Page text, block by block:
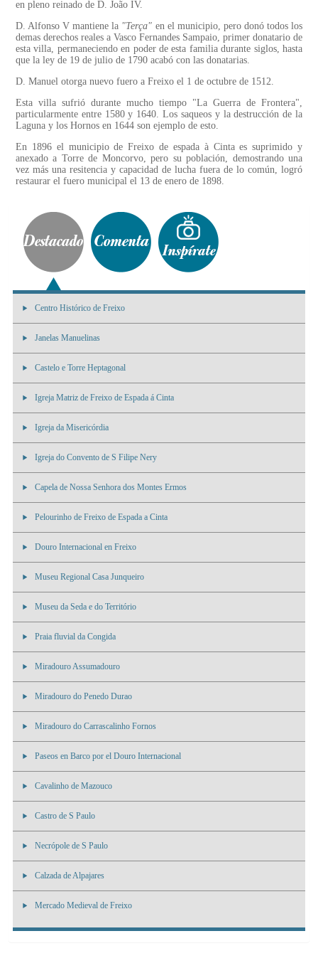
en pleno reinado de D. João IV.
D. Alfonso V mantiene la "Terça" en el municipio, pero donó todos los
demas derechos reales a Vasco Fernandes Sampaio, primer donatario de
esta villa, permaneciendo en poder de esta familia durante siglos, hasta
que la ley de 19 de julio de 1790 acabó con las donatarias.
D. Manuel otorga nuevo fuero a Freixo el 1 de octubre de 1512.
Esta villa sufrió durante mucho tiempo "La Guerra de Frontera",
particularmente entre 1580 y 1640. Los saqueos y la destrucción de la
Laguna y los Hornos en 1644 son ejemplo de esto.
En 1896 el municipio de Freixo de espada à Cinta es suprimido y
anexado a Torre de Moncorvo, pero su población, demostrando una
vez más una resitencia y capacidad de lucha fuera de lo común, logró
restaurar el fuero municipal el 13 de enero de 1898.
Centro Histórico de Freixo
Janelas Manuelinas
Castelo e Torre Heptagonal
Igreja Matriz de Freixo de Espada á Cinta
Igreja da Misericórdia
Igreja do Convento de S Filipe Nery
Capela de Nossa Senhora dos Montes Ermos
Pelourinho de Freixo de Espada a Cinta
Douro Internacional en Freixo
Museu Regional Casa Junqueiro
Museu da Seda e do Território
Praia fluvial da Congida
Miradouro Assumadouro
Miradouro do Penedo Durao
Miradouro do Carrascalinho Fornos
Paseos en Barco por el Douro Internacional
Cavalinho de Mazouco
Castro de S Paulo
Necrópole de S Paulo
Calzada de Alpajares
Mercado Medieval de Freixo